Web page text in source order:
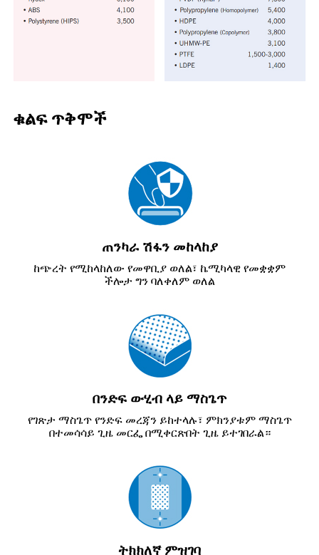
ቁልፍ ጥቅሞች
ጠንካራ ሽፋን መከላከያ
ከጭረት የሚከላከለው የመዋቢያ ወለል፣ ኬሚካላዊ የመቋቋም
ችሎታ ግን ባለቀለም ወለል
በንድፍ ውሂብ ላይ ማስጌጥ
የገጽታ ማስጌጥ የንድፍ መረጃን ይከተላሉ፣ ምክንያቱም ማስጌጥ
በተመሳሳይ ጊዜ መርፌ በሚቀርጽበት ጊዜ ይተገበራል።
ትክክለኛ ምዝገባ